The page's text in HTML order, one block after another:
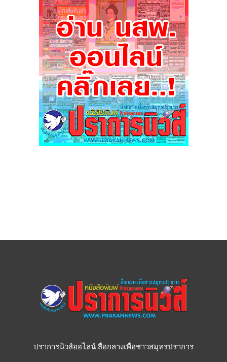
ปราการนิวส์ออไลน์ สื่อกลางเพื่อชาวสมุทรปราการ